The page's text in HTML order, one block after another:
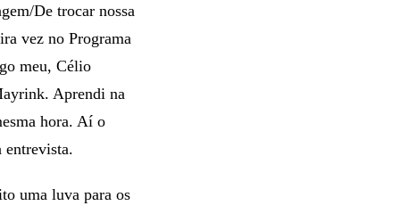
De trocar nossa
vez no Programa
meu, Célio
Aprendi na
hora. Aí o
entrevista.
uma luva para os